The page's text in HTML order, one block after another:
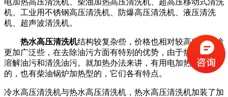
机、工业用不锈钢高压清洗机、防爆高压清洗机、液压清洗
机、超声波清洗机。
热水高压清洗机结构较复杂些，价格也相对较高些，用途
更加广泛些，在去除油污方面有特别的优势，由于热水更简单
溶解油污和清洗油污。就加热办法来讲，有用电加热功能型
的，也有柴油锅炉加热型的，它们各有特点。
冷水高压清洗机与热水高压清洗机，热水高压清洗机加装了加